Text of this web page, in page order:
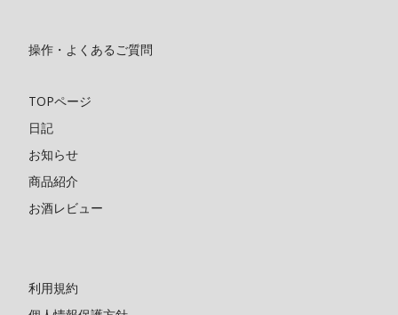
操作・よくあるご質問
TOPページ
日記
お知らせ
商品紹介
お酒レビュー
利用規約